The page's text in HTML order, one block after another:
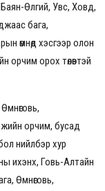
Баян-Өлгий, Увс, Ховд,
бага,
өмнөд хэсгээр олон
орчим орох төлөвтэй
орчим, бусад
нийлбэр хур
ихэнх, Говь-Алтайн
Өмнөговь,